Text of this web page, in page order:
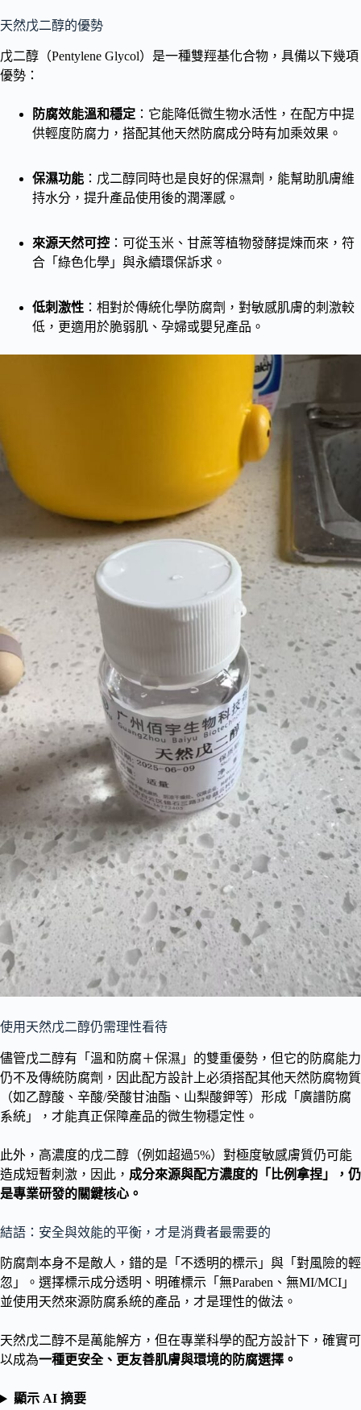
天然戊二醇的優勢
戊二醇（Pentylene Glycol）是一種雙羥基化合物，具備以下幾項
優勢：
防腐效能溫和穩定 ：它能降低微生物水活性，在配方中提
供輕度防腐力，搭配其他天然防腐成分時有加乘效果。
保濕功能 ：戊二醇同時也是良好的保濕劑，能幫助肌膚維
持水分，提升產品使用後的潤澤感。
來源天然可控 ：可從玉米、甘蔗等植物發酵提煉而來，符
合「綠色化學」與永續環保訴求。
低刺激性 ：相對於傳統化學防腐劑，對敏感肌膚的刺激較
低，更適用於脆弱肌、孕婦或嬰兒產品。
使用天然戊二醇仍需理性看待
儘管戊二醇有「溫和防腐＋保濕」的雙重優勢，但它的防腐能力
仍不及傳統防腐劑，因此配方設計上必須搭配其他天然防腐物質
（如乙醇酸、辛酸/癸酸甘油酯、山梨酸鉀等）形成「廣譜防腐
系統」，才能真正保障產品的微生物穩定性。
此外，高濃度的戊二醇（例如超過5%）對極度敏感膚質仍可能
造成短暫刺激，因此， 成分來源與配方濃度的「比例拿捏」，仍
是專業研發的關鍵核心。
結語：安全與效能的平衡，才是消費者最需要的
防腐劑本身不是敵人，錯的是「不透明的標示」與「對風險的輕
忽」。選擇標示成分透明、明確標示「無Paraben、無MI/MCI」
並使用天然來源防腐系統的產品，才是理性的做法。
天然戊二醇不是萬能解方，但在專業科學的配方設計下，確實可
以成為一種更安全、更友善肌膚與環境的防腐選擇。
顯示 AI 摘要